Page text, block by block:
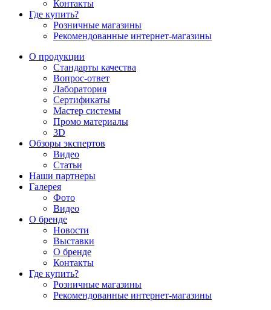
Контакты
Где купить?
Розничные магазины
Рекомендованные интернет-магазины
О продукции
Стандарты качества
Вопрос-ответ
Лаборатория
Сертификаты
Мастер системы
Промо материалы
3D
Обзоры экспертов
Видео
Статьи
Наши партнеры
Галерея
Фото
Видео
О бренде
Новости
Выставки
О бренде
Контакты
Где купить?
Розничные магазины
Рекомендованные интернет-магазины